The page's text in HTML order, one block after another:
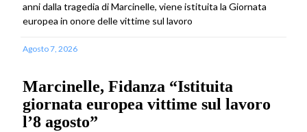
anni dalla tragedia di Marcinelle, viene istituita la Giornata
europea in onore delle vittime sul lavoro
Agosto 7, 2026
Marcinelle, Fidanza “Istituita
giornata europea vittime sul lavoro
l’8 agosto”